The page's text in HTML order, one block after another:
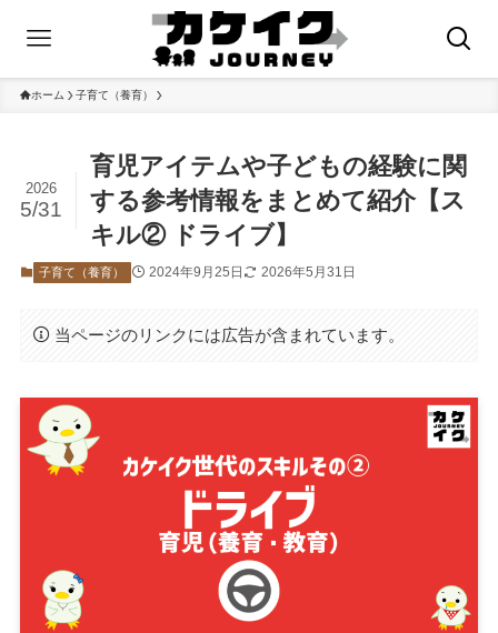
ホーム 子育て（養育）
育児アイテムや子どもの経験に関
する参考情報をまとめて紹介【ス
キル② ドライブ】
2026
5/31
子育て（養育） 2024年9月25日 2026年5月31日
当ページのリンクには広告が含まれています。